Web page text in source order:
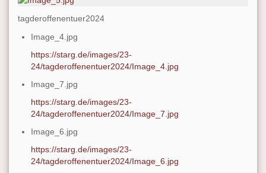
tagderoffenentuer2024
Image_4.jpg
https://starg.de/images/23-
24/tagderoffenentuer2024/Image_4.jpg
Image_7.jpg
https://starg.de/images/23-
24/tagderoffenentuer2024/Image_7.jpg
Image_6.jpg
https://starg.de/images/23-
24/tagderoffenentuer2024/Image_6.jpg